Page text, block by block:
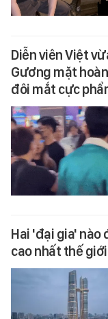
Diễn viên Việt
Gương mặt
đôi mắt cực
Hai 'đại gia'
cao nhất thế